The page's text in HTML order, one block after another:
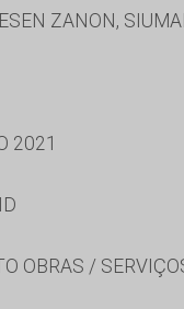
ZANON,
2021
OBRAS /